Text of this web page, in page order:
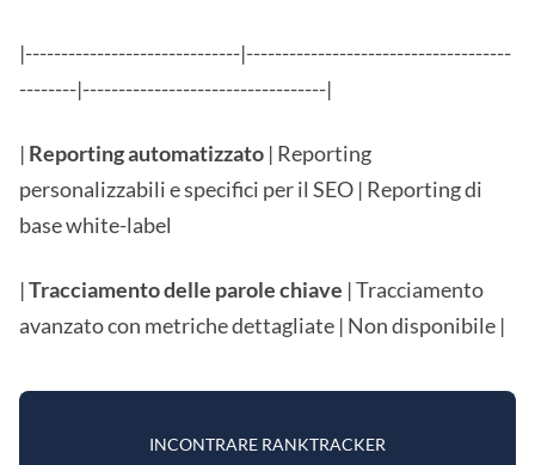
|------------------------------|-------------------------------------
--------|----------------------------------|
| Reporting automatizzato | Reporting
personalizzabili e specifici per il SEO | Reporting di
base white-label
|Tracciamento delle parole chiave | Tracciamento
avanzato con metriche dettagliate | Non disponibile |
INCONTRARE RANKTRACKER